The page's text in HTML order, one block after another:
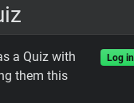
a Quiz with
them this
Log in